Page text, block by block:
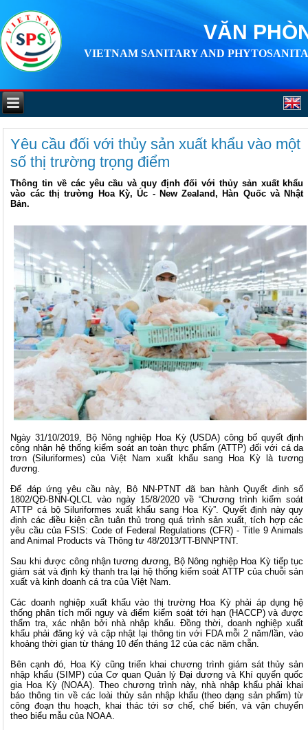
VĂN
VIETNAM SANITARY AND
Yêu cầu đối với thủy sản xuất khẩu vào một
số thị trường trọng điểm
Thông tin về các yêu cầu và quy định đối với thủy sản xuất khẩu
vào các thị trường Hoa Kỳ, Úc - New Zealand, Hàn Quốc và Nhật
Bản.
Ngày 31/10/2019, Bộ Nông nghiệp Hoa Kỳ (USDA) công bố quyết định
công nhận hệ thống kiểm soát an toàn thực phẩm (ATTP) đối với cá da
trơn (Siluriformes) của Việt Nam xuất khẩu sang Hoa Kỳ là tương
đương.
Để đáp ứng yêu cầu này, Bộ NN-PTNT đã ban hành Quyết định số
1802/QĐ-BNN-QLCL vào ngày 15/8/2020 về “Chương trình kiểm soát
ATTP cá bộ Siluriformes xuất khẩu sang Hoa Kỳ”. Quyết định này quy
định các điều kiện cần tuân thủ trong quá trình sản xuất, tích hợp các
yêu cầu của FSIS: Code of Federal Regulations (CFR) - Title 9 Animals
and Animal Products và Thông tư 48/2013/TT-BNNPTNT.
Sau khi được công nhận tương đương, Bộ Nông nghiệp Hoa Kỳ tiếp tục
giám sát và định kỳ thanh tra lại hệ thống kiểm soát ATTP của chuỗi sản
xuất và kinh doanh cá tra của Việt Nam.
Các doanh nghiệp xuất khẩu vào thị trường Hoa Kỳ phải áp dụng hệ
thống phân tích mối nguy và điểm kiểm soát tới hạn (HACCP) và được
thẩm tra, xác nhận bởi nhà nhập khẩu. Đồng thời, doanh nghiệp xuất
khẩu phải đăng ký và cập nhật lại thông tin với FDA mỗi 2 năm/lần, vào
khoảng thời gian từ tháng 10 đến tháng 12 của các năm chẵn.
Bên cạnh đó, Hoa Kỳ cũng triển khai chương trình giám sát thủy sản
nhập khẩu (SIMP) của Cơ quan Quản lý Đại dương và Khí quyển quốc
gia Hoa Kỳ (NOAA). Theo chương trình này, nhà nhập khẩu phải khai
báo thông tin về các loài thủy sản nhập khẩu (theo dạng sản phẩm) từ
công đoạn thu hoạch, khai thác tới sơ chế, chế biến, và vận chuyển
theo biểu mẫu của NOAA.